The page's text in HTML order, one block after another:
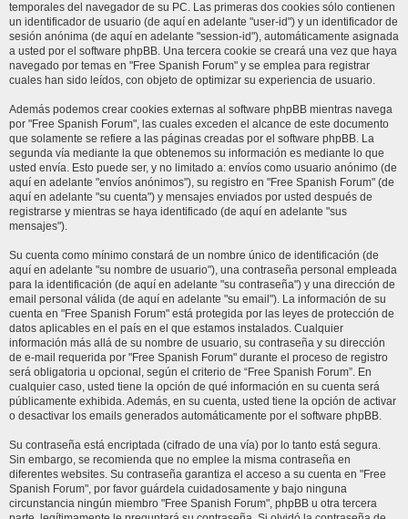
temporales del navegador de su PC. Las primeras dos cookies sólo contienen
un identificador de usuario (de aquí en adelante "user-id") y un identificador de
sesión anónima (de aquí en adelante "session-id"), automáticamente asignada
a usted por el software phpBB. Una tercera cookie se creará una vez que haya
navegado por temas en "Free Spanish Forum" y se emplea para registrar
cuales han sido leídos, con objeto de optimizar su experiencia de usuario.
Además podemos crear cookies externas al software phpBB mientras navega
por "Free Spanish Forum", las cuales exceden el alcance de este documento
que solamente se refiere a las páginas creadas por el software phpBB. La
segunda vía mediante la que obtenemos su información es mediante lo que
usted envía. Esto puede ser, y no limitado a: envíos como usuario anónimo (de
aquí en adelante "envíos anónimos"), su registro en "Free Spanish Forum" (de
aquí en adelante "su cuenta") y mensajes enviados por usted después de
registrarse y mientras se haya identificado (de aquí en adelante "sus
mensajes").
Su cuenta como mínimo constará de un nombre único de identificación (de
aquí en adelante "su nombre de usuario"), una contraseña personal empleada
para la identificación (de aquí en adelante "su contraseña") y una dirección de
email personal válida (de aquí en adelante "su email"). La información de su
cuenta en "Free Spanish Forum" está protegida por las leyes de protección de
datos aplicables en el país en el que estamos instalados. Cualquier
información más allá de su nombre de usuario, su contraseña y su dirección
de e-mail requerida por "Free Spanish Forum" durante el proceso de registro
será obligatoria u opcional, según el criterio de “Free Spanish Forum”. En
cualquier caso, usted tiene la opción de qué información en su cuenta será
públicamente exhibida. Además, en su cuenta, usted tiene la opción de activar
o desactivar los emails generados automáticamente por el software phpBB.
Su contraseña está encriptada (cifrado de una vía) por lo tanto está segura.
Sin embargo, se recomienda que no emplee la misma contraseña en
diferentes websites. Su contraseña garantiza el acceso a su cuenta en "Free
Spanish Forum", por favor guárdela cuidadosamente y bajo ninguna
circunstancia ningún miembro "Free Spanish Forum", phpBB u otra tercera